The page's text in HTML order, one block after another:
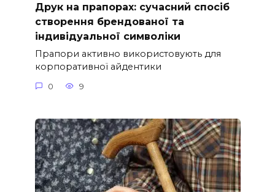
Друк на прапорах: сучасний спосіб
створення брендованої та
індивідуальної символіки
Прапори активно використовують для
корпоративної айдентики
0 9